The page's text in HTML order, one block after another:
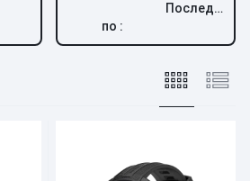
по :
Последний